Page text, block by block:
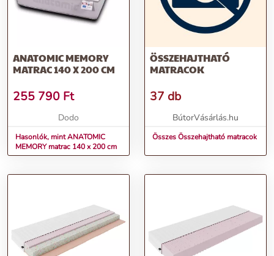
ANATOMIC MEMORY
MATRAC 140 X 200 CM
255 790 Ft
Dodo
Hasonlók, mint ANATOMIC
MEMORY matrac 140 x 200 cm
ÖSSZEHAJTHATÓ
MATRACOK
37 db
BútorVásárlás.hu
Összes Összehajtható matracok